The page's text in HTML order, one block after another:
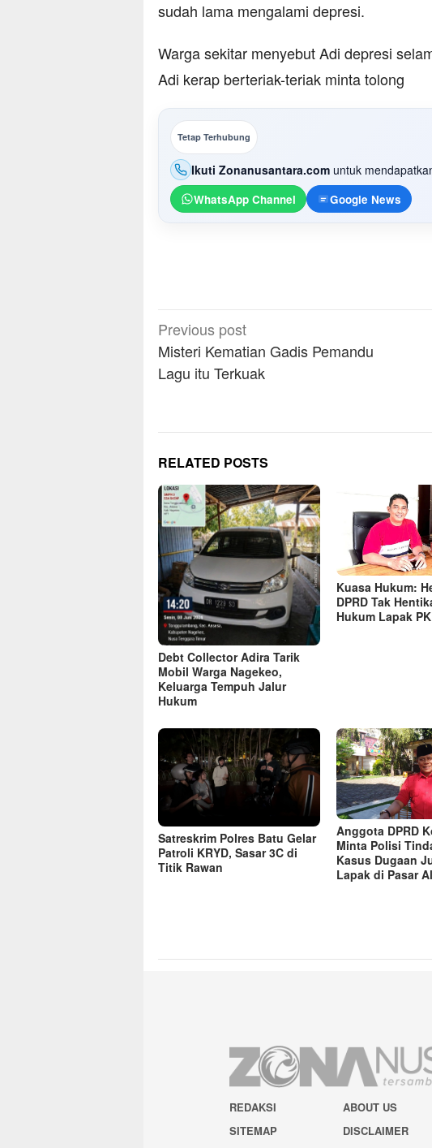
sudah lama mengalami depresi.
Warga sekitar menyebut Adi depresi
Adi kerap berteriak-teriak minta tolong
Tetap Terhubung
Ikuti Zonanusantara.com untuk
WhatsApp Channel Google News
Post
navigation
Previous post
Misteri Kematian Gadis Pemandu
Lagu itu Terkuak
RELATED POSTS
Debt Collector Adira Tarik
Mobil Warga Nagekeo,
Keluarga Tempuh Jalur
Hukum
Kuasa Hukum:
DPRD Tak
Hukum Lapak
Satreskrim Polres Batu Gelar
Patroli KRYD, Sasar 3C di
Titik Rawan
Anggota DPRD
Minta Polisi
Kasus Dugaan
Lapak di Pasar
REDAKSI ABOUT US
SITEMAP
DISCLAIMER